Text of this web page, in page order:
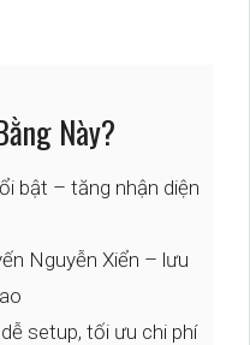
Này?
bật – tăng nhận diện
Nguyễn Xiển – lưu
setup, tối ưu chi phí